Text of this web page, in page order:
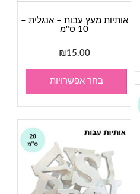
אותיות מעץ עבות – אנגלית –
10 ס"מ
₪15.00
בחר אפשרויות